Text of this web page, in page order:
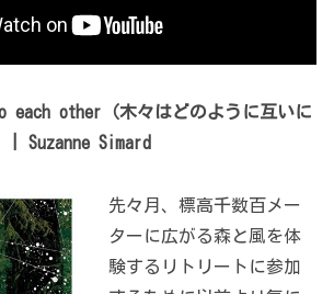
other（木々はどのように互いに
| Suzanne Simard
先々月、標高千数百メー
ターに広がる森と風を体
験するリトリートに参加